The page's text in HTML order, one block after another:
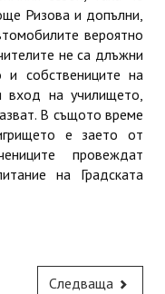
Ризова и допълни,
вероятно
не са длъжни
и собствениците на
вход на училището,
В същото време
е заето от
провеждат
на Градската
Следваща